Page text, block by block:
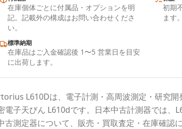
在庫個体ごとに付属品・オプションを明
記。記載外の構成はお問い合わせくださ
い。
初期
ます。
標準納期
在庫品はご入金確認後 1〜5 営業日を目安
に出荷します。
L610Dは、電子計測・高周波測定・研究
電子天びん L610dです。 日本中古計測器では、
古測定器について、販売・買取査定・在庫確認